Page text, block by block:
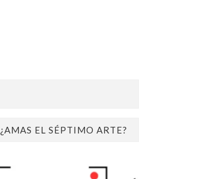
¿AMAS EL SÉPTIMO ARTE?